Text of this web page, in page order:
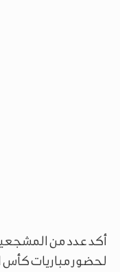
أكد عدد من
لحضور مباريات كأس